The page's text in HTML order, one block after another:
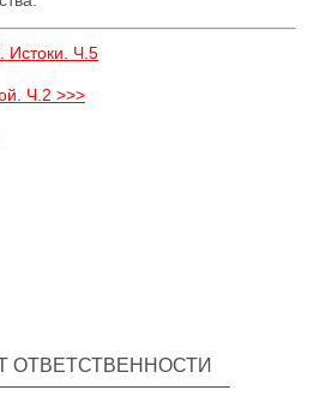
Истоки. Ч.5
Ч.2 >>>
ОТВЕТСТВЕННОСТИ